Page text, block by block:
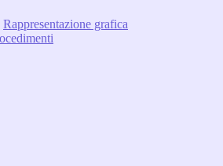
Rappresentazione grafica